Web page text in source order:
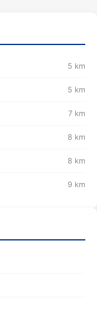
5 km
5 km
7 km
8 km
8 km
9 km